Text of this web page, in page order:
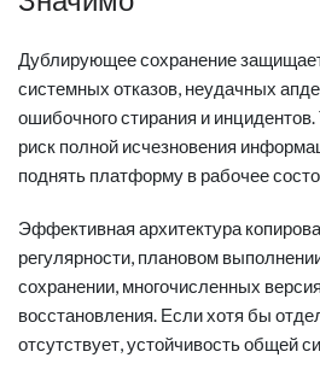
Дублирующее сохранение
системных отказов, неудачных
ошибочного стирания и
риск полной исчезновения
поднять платформу в рабочее
Эффективная архитектура
регулярности, плановом
сохранении, многочисленных
восстановления. Если хотя бы
отсутствует, устойчивость общей